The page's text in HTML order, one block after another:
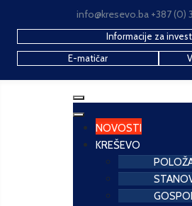
info@kresevo.ba +387
Informacije za
E-matičar
NOVOSTI
KREŠEVO